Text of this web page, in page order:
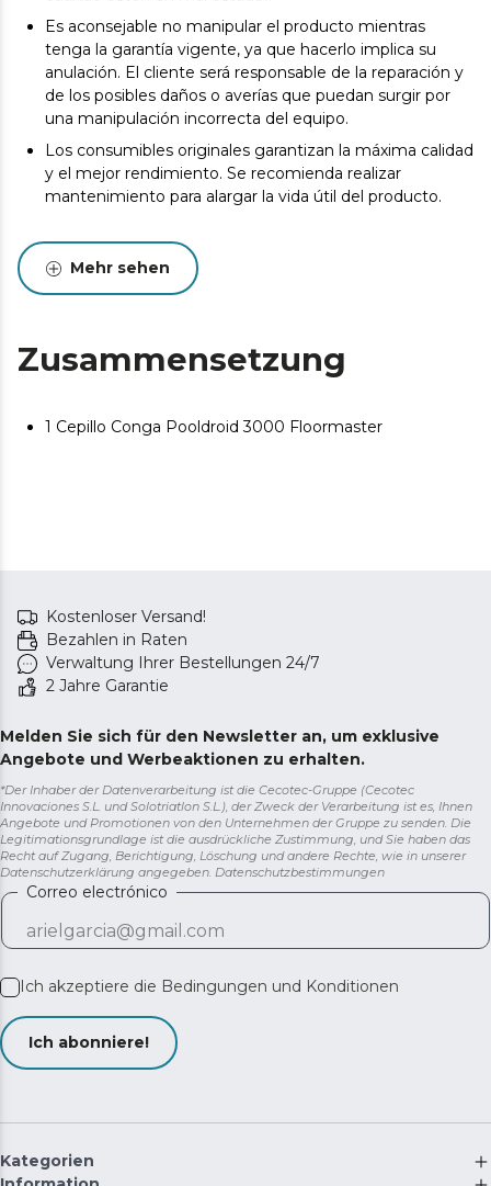
Es aconsejable no manipular el producto mientras
tenga la garantía vigente, ya que hacerlo implica su
anulación. El cliente será responsable de la reparación y
de los posibles daños o averías que puedan surgir por
una manipulación incorrecta del equipo.
Los consumibles originales garantizan la máxima calidad
y el mejor rendimiento. Se recomienda realizar
mantenimiento para alargar la vida útil del producto.
Mehr sehen
Zusammensetzung
1 Cepillo Conga Pooldroid 3000 Floormaster
Kostenloser Versand!
Bezahlen in Raten
Verwaltung Ihrer Bestellungen 24/7
2 Jahre Garantie
Melden Sie sich für den Newsletter an, um exklusive
Angebote und Werbeaktionen zu erhalten.
*Der Inhaber der Datenverarbeitung ist die Cecotec-Gruppe (Cecotec
Innovaciones S.L. und Solotriatlon S.L.), der Zweck der Verarbeitung ist es, Ihnen
Angebote und Promotionen von den Unternehmen der Gruppe zu senden. Die
Legitimationsgrundlage ist die ausdrückliche Zustimmung, und Sie haben das
Recht auf Zugang, Berichtigung, Löschung und andere Rechte, wie in unserer
Datenschutzerklärung angegeben. Datenschutzbestimmungen
Correo electrónico
Ich akzeptiere die Bedingungen und Konditionen
Ich abonniere!
Kategorien